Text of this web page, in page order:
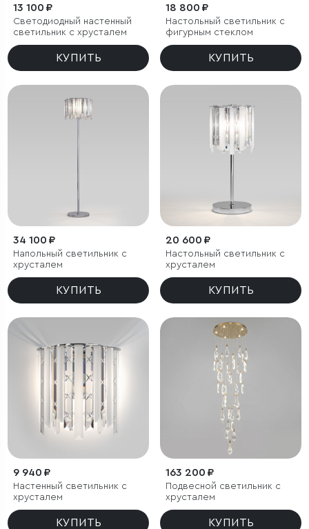
13 100 ₽
Светодиодный настенный
светильник с хрусталем
КУПИТЬ
18 800 ₽
Настольный светильник с
фигурным стеклом
КУПИТЬ
34 100 ₽
Напольный светильник с
хрусталем
КУПИТЬ
20 600 ₽
Настольный светильник с
хрусталем
КУПИТЬ
9 940 ₽
Настенный светильник с
хрусталем
КУПИТЬ
163 200 ₽
Подвесной светильник с
хрусталем
КУПИТЬ